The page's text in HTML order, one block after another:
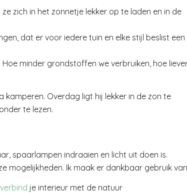
zich in het zonnetje lekker op te laden en in de
dat er voor iedere tuin en elke stijl beslist een
minder grondstoffen we verbruiken, hoe
kamperen. Overdag ligt hij lekker in de zon te
te lezen.
spaarlampen indraaien en licht uit doen is.
mogelijkheden. Ik maak er dankbaar gebruik
verbind je interieur met de natuur